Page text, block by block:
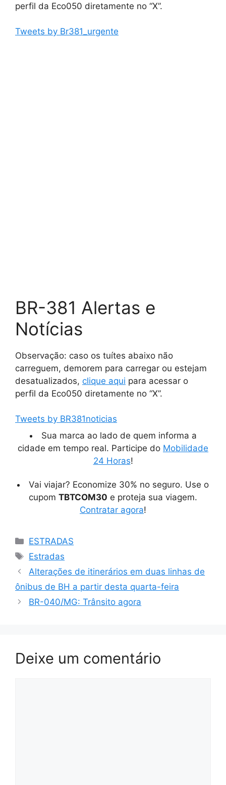
perfil da Eco050 diretamente no “X”.
Tweets by Br381_urgente
BR-381 Alertas e
Notícias
Observação: caso os tuítes abaixo não
carreguem, demorem para carregar ou estejam
desatualizados, clique aqui para acessar o
perfil da Eco050 diretamente no “X”.
Tweets by BR381noticias
Sua marca ao lado de quem informa a
cidade em tempo real. Participe do Mobilidade
24 Horas!
Vai viajar? Economize 30% no seguro. Use o
cupom TBTCOM30 e proteja sua viagem.
Contratar agora!
Categorias
ESTRADAS
Tags
Estradas
Alterações de itinerários em duas linhas de
ônibus de BH a partir desta quarta-feira
BR-040/MG: Trânsito agora
Deixe um comentário